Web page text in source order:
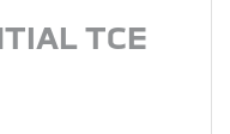
TCE